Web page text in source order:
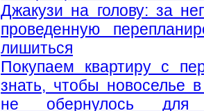
Джакузи на голову: за
проведенную
лишиться
Покупаем квартиру с
знать, чтобы новоселье
не обернулось